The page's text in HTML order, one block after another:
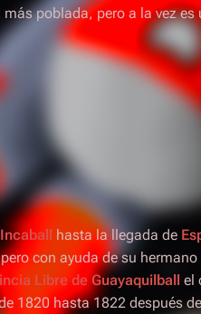
poblada, pero a la vez
Incaball hasta la llegada de
con ayuda de su hermano
Libre de Guayaquilball el
1820 hasta 1822 después